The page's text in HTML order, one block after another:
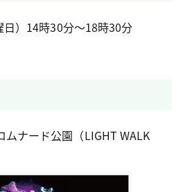
）14時30分～18時30分
ムナード公園（LIGHT WALK